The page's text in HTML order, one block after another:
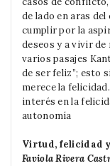
de lado en aras
cumplir por la
deseos y a vivir
varios pasajes
de ser feliz”; esto
merece la
interés en la
autonomía
Virtud, felicidad
Faviola Rivera